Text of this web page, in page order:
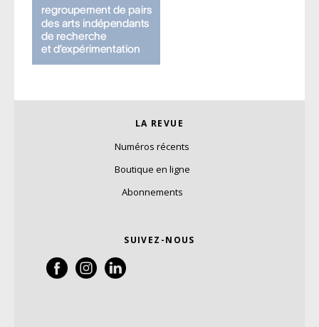
LA REVUE
Numéros récents
Boutique en ligne
Abonnements
SUIVEZ-NOUS